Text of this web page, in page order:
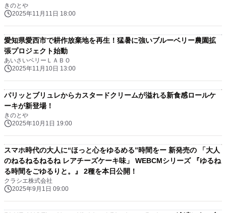
きのとや
2025年11月11日 18:00
愛知県愛西市で耕作放棄地を再生！猛暑に強いブルーベリー農園拡
張プロジェクト始動
あいさいベリーＬＡＢＯ
2025年11月10日 13:00
パリッとブリュレからカスタードクリームが溢れる新食感ロールケ
ーキが新登場！
きのとや
2025年10月1日 19:00
スマホ時代の大人に“ほっと心をゆるめる”時間をー 新発売の 「大人
のねるねるねるね レアチーズケーキ味」 WEBCMシリーズ 『ゆるね
る時間をごゆるりと。』 2種を本日公開！
クラシエ株式会社
2025年9月1日 09:00